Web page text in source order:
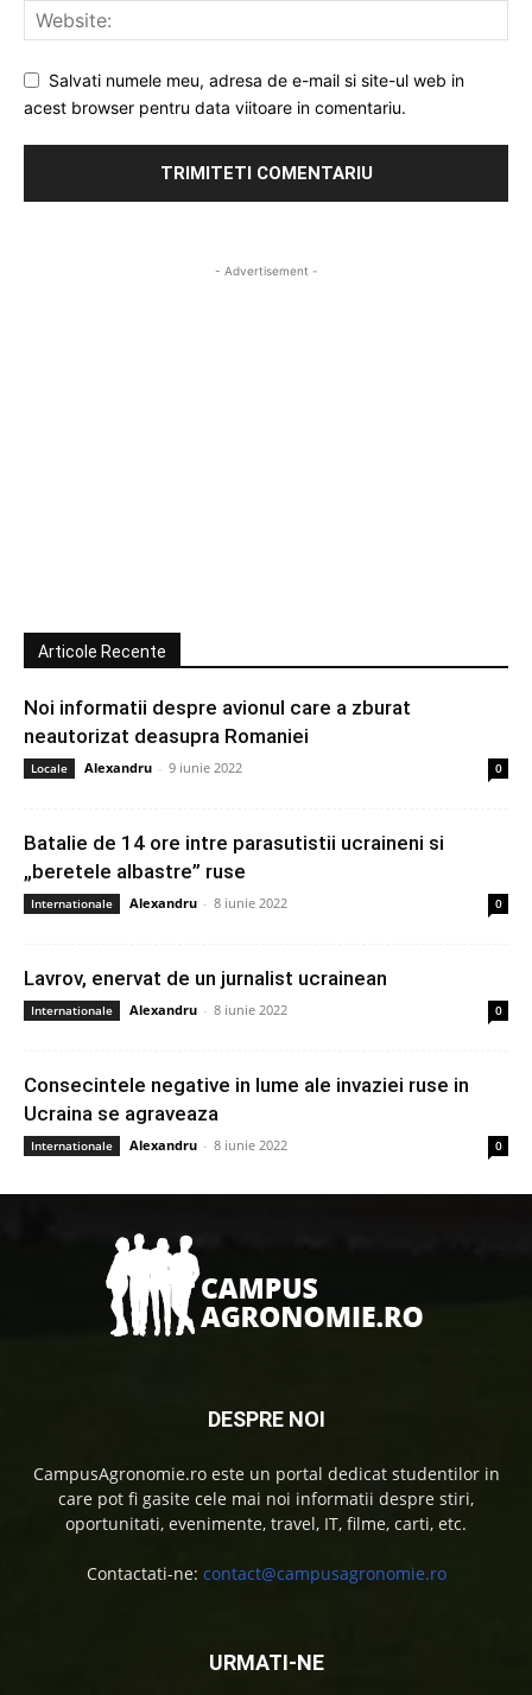
Salvati numele meu, adresa de e-mail si site-ul web in
acest browser pentru data viitoare in comentariu.
- Advertisement -
Articole Recente
Noi informatii despre avionul care a zburat
neautorizat deasupra Romaniei
Locale Alexandru - 9 iunie 2022 0
Batalie de 14 ore intre parasutistii ucraineni si
„beretele albastre” ruse
Internationale Alexandru - 8 iunie 2022 0
Lavrov, enervat de un jurnalist ucrainean
Internationale Alexandru - 8 iunie 2022 0
Consecintele negative in lume ale invaziei ruse in
Ucraina se agraveaza
Internationale Alexandru - 8 iunie 2022 0
DESPRE NOI
CampusAgronomie.ro este un portal dedicat studentilor in
care pot fi gasite cele mai noi informatii despre stiri,
oportunitati, evenimente, travel, IT, filme, carti, etc.
Contactati-ne: contact@campusagronomie.ro
URMATI-NE